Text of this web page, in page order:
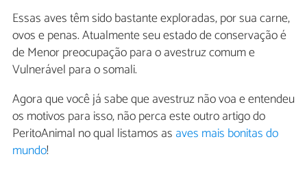
Essas aves têm sido bastante exploradas, por sua carne,
ovos e penas. Atualmente seu estado de conservação é
de Menor preocupação para o avestruz comum e
Vulnerável para o somali.
Agora que você já sabe que avestruz não voa e entendeu
os motivos para isso, não perca este outro artigo do
PeritoAnimal no qual listamos as aves mais bonitas do
mundo!